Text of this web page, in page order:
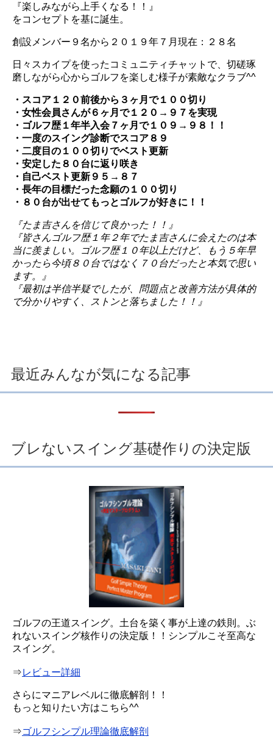
『楽しみながら上手くなる！！』
をコンセプトを基に誕生。
創設メンバー９名から２０１９年７月現在：２８名
日々スカイプを使ったコミュニティチャットで、切磋琢
磨しながら心からゴルフを楽しむ様子が素敵なクラブ^^
・スコア１２０前後から３ヶ月で１００切り
・女性会員さんが６ヶ月で１２０→９７を実現
・ゴルフ歴１年半入会７ヶ月で１０９→９８！！
・一度のスイング診断でスコア８９
・二度目の１００切りでベスト更新
・安定した８０台に返り咲き
・自己ベスト更新９５→８７
・長年の目標だった念願の１００切り
・８０台が出せてもっとゴルフが好きに！！
『たま吉さんを信じて良かった！！』
『皆さんゴルフ歴１年２年でたま吉さんに会えたのは本
当に羨ましい。ゴルフ歴１０年以上だけど、もう５年早
かったら今頃８０台ではなく７０台だったと本気で思い
ます。』
『最初は半信半疑でしたが、問題点と改善方法が具体的
で分かりやすく、ストンと落ちました！！』
最近みんなが気になる記事
ブレないスイング基礎作りの決定版
ゴルフの王道スイング。土台を築く事が上達の鉄則。ぶ
れないスイング核作りの決定版！！シンプルこそ至高な
スイング。
⇒レビュー詳細
さらにマニアレベルに徹底解剖！！
もっと知りたい方はこちら^^
⇒ゴルフシンプル理論徹底解剖